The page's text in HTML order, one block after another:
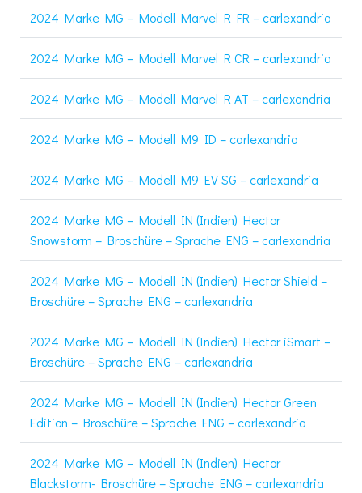
2024 Marke MG – Modell Marvel R FR – carlexandria
2024 Marke MG – Modell Marvel R CR – carlexandria
2024 Marke MG – Modell Marvel R AT – carlexandria
2024 Marke MG – Modell M9 ID – carlexandria
2024 Marke MG – Modell M9 EV SG – carlexandria
2024 Marke MG – Modell IN (Indien) Hector
Snowstorm – Broschüre – Sprache ENG – carlexandria
2024 Marke MG – Modell IN (Indien) Hector Shield –
Broschüre – Sprache ENG – carlexandria
2024 Marke MG – Modell IN (Indien) Hector iSmart –
Broschüre – Sprache ENG – carlexandria
2024 Marke MG – Modell IN (Indien) Hector Green
Edition – Broschüre – Sprache ENG – carlexandria
2024 Marke MG – Modell IN (Indien) Hector
Blackstorm- Broschüre – Sprache ENG – carlexandria